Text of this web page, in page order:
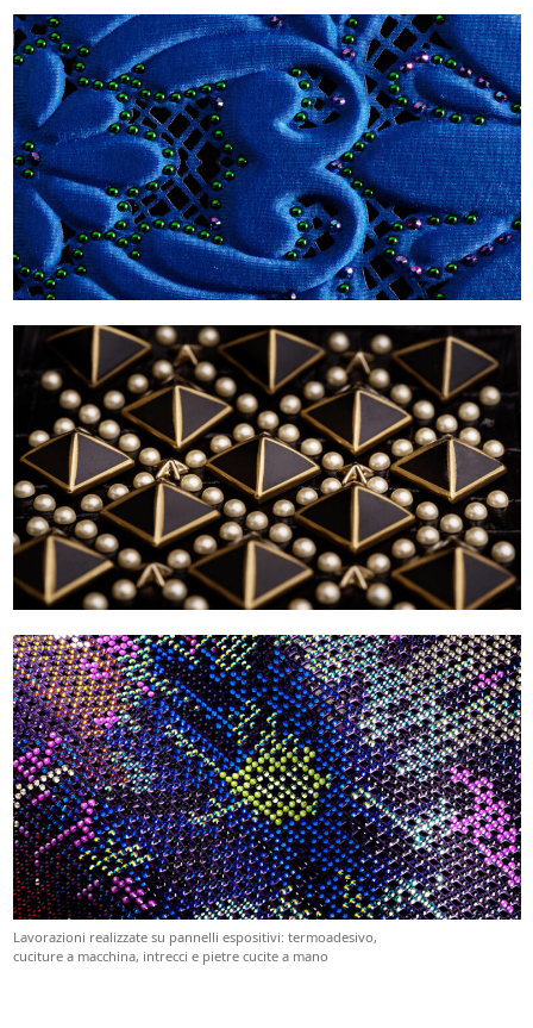
Lavorazioni realizzate su pannelli espositivi: termoadesivo,
cuciture a macchina, intrecci e pietre cucite a mano